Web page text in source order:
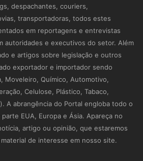
despachantes, couriers,
transportadoras, todos estes
em reportagens e entrevistas
autoridades e executivos do setor. Além
e artigos sobre legislação e outros
exportador e importador sendo
Moveleiro, Químico, Automotivo,
Celulose, Plástico, Tabaco,
A abrangência do Portal engloba todo o
parte EUA, Europa e Ásia. Apareça no
artigo ou opinião, que estaremos
de interesse em nosso site.